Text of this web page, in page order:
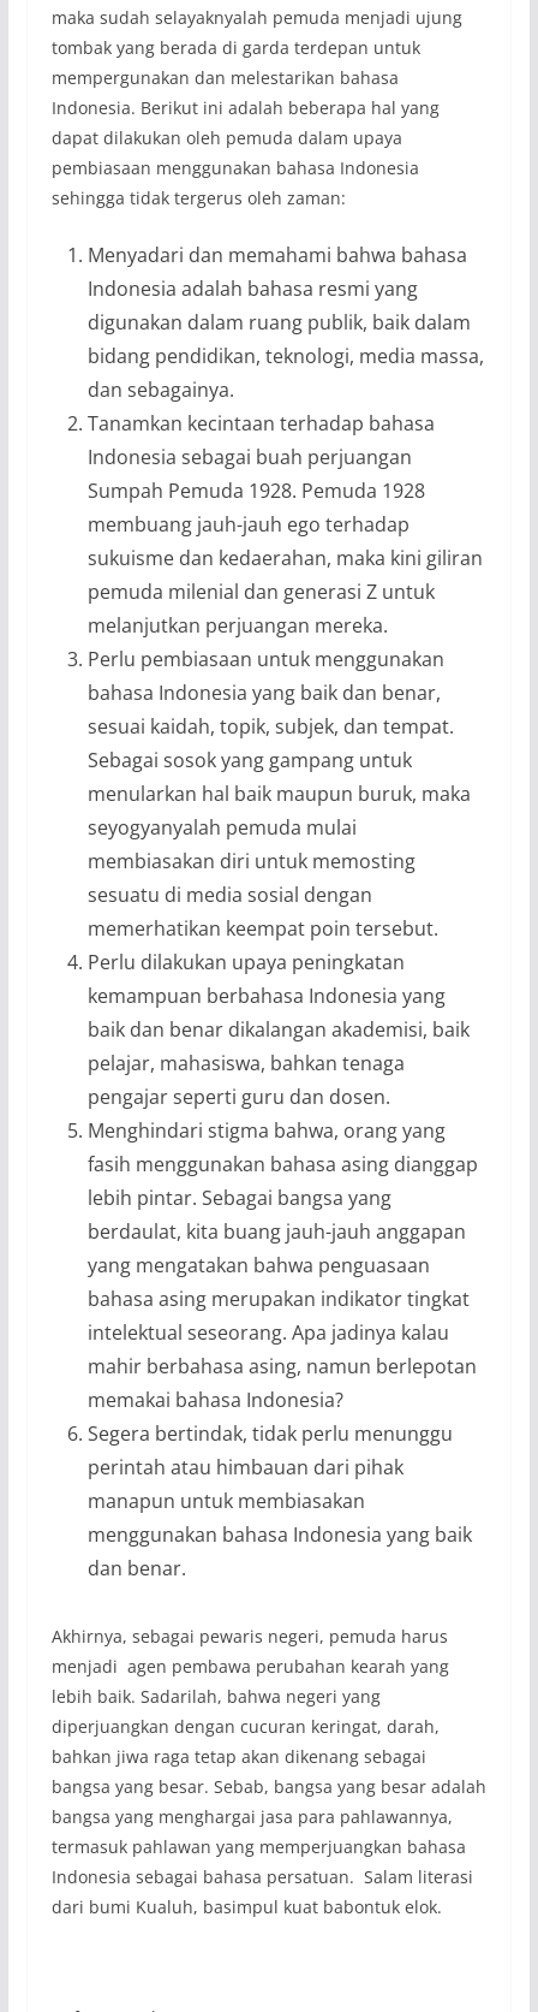
maka sudah selayaknyalah pemuda menjadi ujung
tombak yang berada di garda terdepan untuk
mempergunakan dan melestarikan bahasa
Indonesia. Berikut ini adalah beberapa hal yang
dapat dilakukan oleh pemuda dalam upaya
pembiasaan menggunakan bahasa Indonesia
sehingga tidak tergerus oleh zaman:
Menyadari dan memahami bahwa bahasa
Indonesia adalah bahasa resmi yang
digunakan dalam ruang publik, baik dalam
bidang pendidikan, teknologi, media massa,
dan sebagainya.
Tanamkan kecintaan terhadap bahasa
Indonesia sebagai buah perjuangan
Sumpah Pemuda 1928. Pemuda 1928
membuang jauh-jauh ego terhadap
sukuisme dan kedaerahan, maka kini giliran
pemuda milenial dan generasi Z untuk
melanjutkan perjuangan mereka.
Perlu pembiasaan untuk menggunakan
bahasa Indonesia yang baik dan benar,
sesuai kaidah, topik, subjek, dan tempat.
Sebagai sosok yang gampang untuk
menularkan hal baik maupun buruk, maka
seyogyanyalah pemuda mulai
membiasakan diri untuk memosting
sesuatu di media sosial dengan
memerhatikan keempat poin tersebut.
Perlu dilakukan upaya peningkatan
kemampuan berbahasa Indonesia yang
baik dan benar dikalangan akademisi, baik
pelajar, mahasiswa, bahkan tenaga
pengajar seperti guru dan dosen.
Menghindari stigma bahwa, orang yang
fasih menggunakan bahasa asing dianggap
lebih pintar. Sebagai bangsa yang
berdaulat, kita buang jauh-jauh anggapan
yang mengatakan bahwa penguasaan
bahasa asing merupakan indikator tingkat
intelektual seseorang. Apa jadinya kalau
mahir berbahasa asing, namun berlepotan
memakai bahasa Indonesia?
Segera bertindak, tidak perlu menunggu
perintah atau himbauan dari pihak
manapun untuk membiasakan
menggunakan bahasa Indonesia yang baik
dan benar.
Akhirnya, sebagai pewaris negeri, pemuda harus
menjadi agen pembawa perubahan kearah yang
lebih baik. Sadarilah, bahwa negeri yang
diperjuangkan dengan cucuran keringat, darah,
bahkan jiwa raga tetap akan dikenang sebagai
bangsa yang besar. Sebab, bangsa yang besar adalah
bangsa yang menghargai jasa para pahlawannya,
termasuk pahlawan yang memperjuangkan bahasa
Indonesia sebagai bahasa persatuan. Salam literasi
dari bumi Kualuh, basimpul kuat babontuk elok.